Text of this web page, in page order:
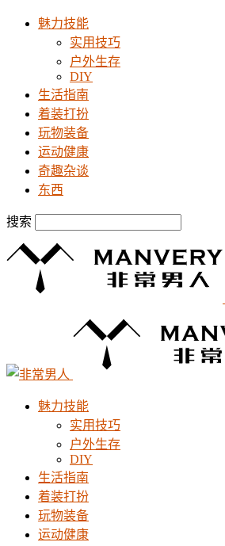
魅力技能
实用技巧
户外生存
DIY
生活指南
着装打扮
玩物装备
运动健康
奇趣杂谈
东西
搜索
魅力技能
实用技巧
户外生存
DIY
生活指南
着装打扮
玩物装备
运动健康